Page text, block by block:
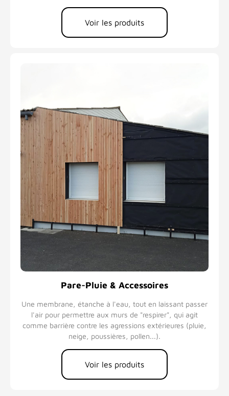
Voir les produits
Pare-Pluie & Accessoires
Une membrane, étanche à l'eau, tout en laissant passer
l'air pour permettre aux murs de "respirer", qui agit
comme barrière contre les agressions extérieures (pluie,
neige, poussières, pollen...).
Voir les produits